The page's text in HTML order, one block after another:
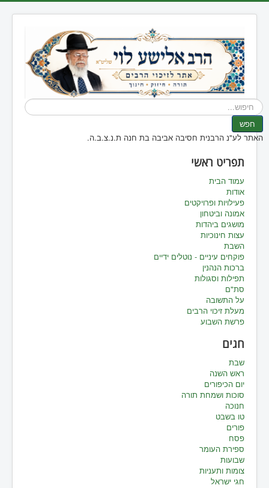
חיפוש...
חפש
האתר לע"נ הרבנית חסיבה אביבה בת חנה ת.נ.צ.ב.ה.
תפריט ראשי
עמוד הבית
אודות
פעילויות ופרויקטים
אמונה וביטחון
מושגים ביהדות
עצות חינוכיות
השבת
פוקחים עיניים - נוטלים ידיים
ברכות הנהנין
תפילות וסגולות
סת"ם
על התשובה
מעלת זיכוי הרבים
פרשת השבוע
חגים
שבת
ראש השנה
יום הכיפורים
סוכות ושמחת תורה
חנוכה
טו בשבט
פורים
פסח
ספירת העומר
שבועות
צומות ותעניות
חגי ישראל